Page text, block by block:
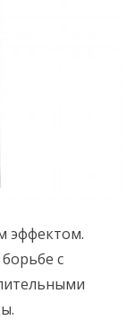
эффектом.
с